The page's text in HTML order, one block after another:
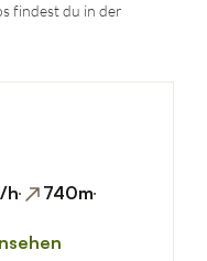
findest du in der